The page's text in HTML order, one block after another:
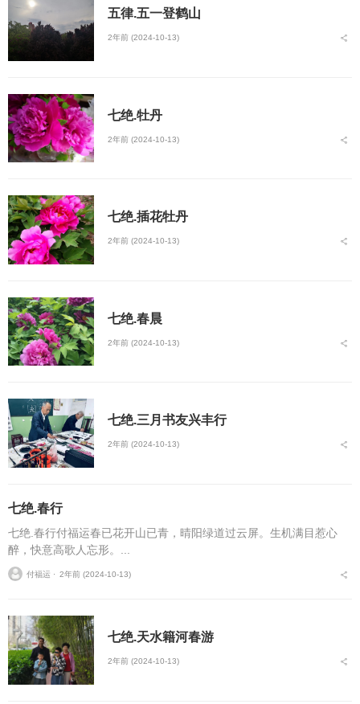
五律.五一登鹤山
2年前 (2024-10-13)
七绝.牡丹
2年前 (2024-10-13)
七绝.插花牡丹
2年前 (2024-10-13)
七绝.春晨
2年前 (2024-10-13)
七绝.三月书友兴丰行
2年前 (2024-10-13)
七绝.春行
七绝.春行付福运春已花开山已青，晴阳绿道过云屏。生机满目惹心
醉，快意高歌人忘形。...
付福运 ⋅ 2年前 (2024-10-13)
七绝.天水籍河春游
2年前 (2024-10-13)